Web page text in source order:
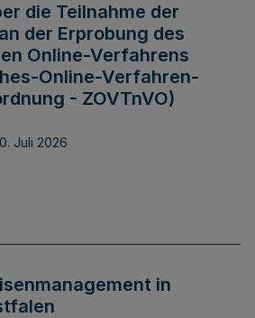
die Teilnahme der
der Erprobung des
Online-Verfahrens
Online-Verfahren-
- ZOVTnVO)
Juli 2026
in